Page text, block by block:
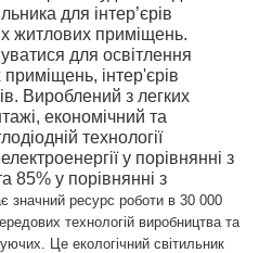
для інтер’єрів
житлових приміщень.
для освітлення
інтер'єрів
Вироблений з легких
економічний та
технології
у порівнянні з
у порівнянні з
значний ресурс роботи в 30 000
технологій виробництва та
Це екологічний світильник